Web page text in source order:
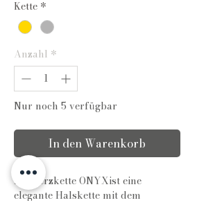
Kette *
Anzahl *
Nur noch 5 verfügbar
In den Warenkorb
Die Herzkette ONYXist eine
elegante Halskette mit dem